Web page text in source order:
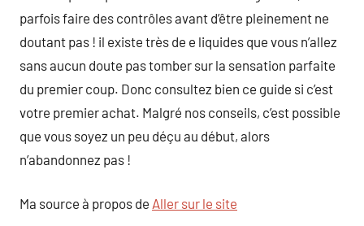
parfois faire des contrôles avant d’être pleinement ne
doutant pas ! il existe très de e liquides que vous n’allez
sans aucun doute pas tomber sur la sensation parfaite
du premier coup. Donc consultez bien ce guide si c’est
votre premier achat. Malgré nos conseils, c’est possible
que vous soyez un peu déçu au début, alors
n’abandonnez pas !
Ma source à propos de Aller sur le site